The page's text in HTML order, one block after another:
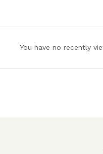
You have no recently